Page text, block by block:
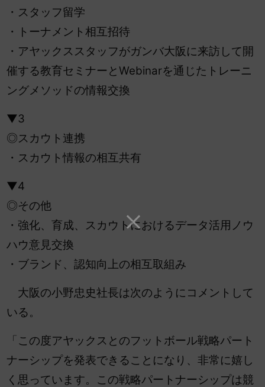
・スタッフ留学
・トーナメント相互招待
・アヤックススタッフがガンバ大阪に来訪して開
催する教育セミナーとWebinarを通じたトレーニ
ングメソッドの情報交換
▼3
◎スカウト連携
・スカウト情報の相互共有
▼4
◎その他
・強化、育成、スカウトにおけるデータ活用ノウ
ハウ意見交換
・ブランド、認知向上の相互取組み
大阪の小野忠史社長は次のようにコメントして
いる。
「この度アヤックスとのフットボール戦略パート
ナーシップを発表できることになり、非常に嬉し
く思っています。この戦略パートナーシップは競